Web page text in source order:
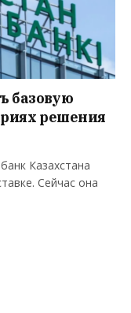
базовую
решения
Казахстана
Сейчас она